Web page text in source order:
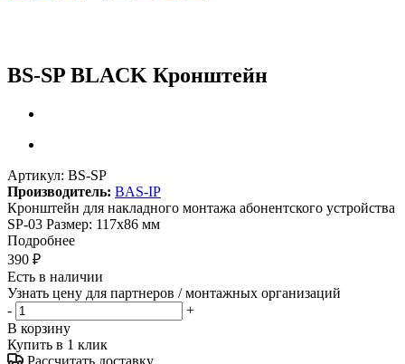
BS-SP BLACK Кронштейн
Артикул: BS-SP
Производитель: BAS-IP
Кронштейн для накладного монтажа абонентского устройства
SP-03 Размер: 117х86 мм
Подробнее
390 ₽
Есть в наличии
Узнать цену для партнеров / монтажных организаций
-
+
В корзину
Купить в 1 клик
Рассчитать доставку